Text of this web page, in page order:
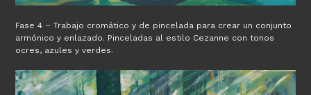
Fase 4 – Trabajo cromático y de pincelada para crear un conjunto
armónico y enlazado. Pinceladas al estilo Cezanne con tonos
ocres, azules y verdes.